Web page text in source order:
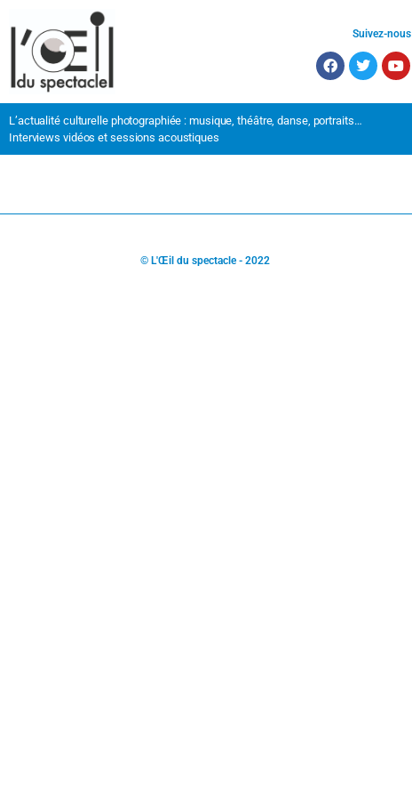
Suivez-nous
L’actualité culturelle photographiée : musique, théâtre, danse, portraits…
Interviews vidéos et sessions acoustiques
© L'Œil du spectacle - 2022